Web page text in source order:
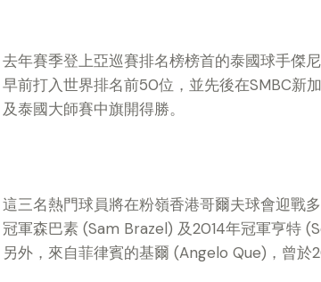
去年賽季登上亞巡賽排名榜榜首的泰國球手傑
早前打入世界排名前50位，並先後在SMBC新
及泰國大師賽中旗開得勝。
這三名熱門球員將在粉嶺香港哥爾夫球會迎戰
冠軍森巴素 (Sam Brazel) 及2014年冠軍亨特
另外，來自菲律賓的基爾 (Angelo Que)，曾於